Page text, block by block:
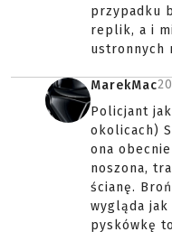
przypadku
replik, a i
ustronnych
MarekMac
Policjant
okolicach)
ona
noszona,
ścianę.
wygląda
pyskówkę